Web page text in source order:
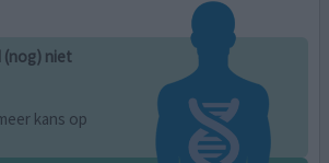
(nog) niet
kans op